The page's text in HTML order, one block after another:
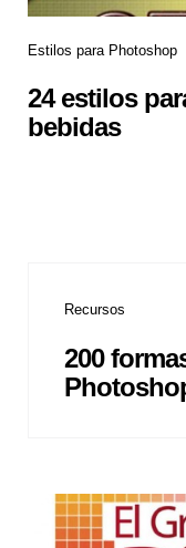
Estilos para Photoshop
24 estilos
bebidas
Recursos
200